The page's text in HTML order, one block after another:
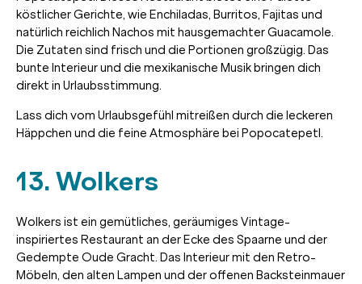
köstlicher Gerichte, wie Enchiladas, Burritos, Fajitas und
natürlich reichlich Nachos mit hausgemachter Guacamole.
Die Zutaten sind frisch und die Portionen großzügig. Das
bunte Interieur und die mexikanische Musik bringen dich
direkt in Urlaubsstimmung.
Lass dich vom Urlaubsgefühl mitreißen durch die leckeren
Häppchen und die feine Atmosphäre bei Popocatepetl.
13. Wolkers
Wolkers ist ein gemütliches, geräumiges Vintage-
inspiriertes Restaurant an der Ecke des Spaarne und der
Gedempte Oude Gracht. Das Interieur mit den Retro-
Möbeln, den alten Lampen und der offenen Backsteinmauer